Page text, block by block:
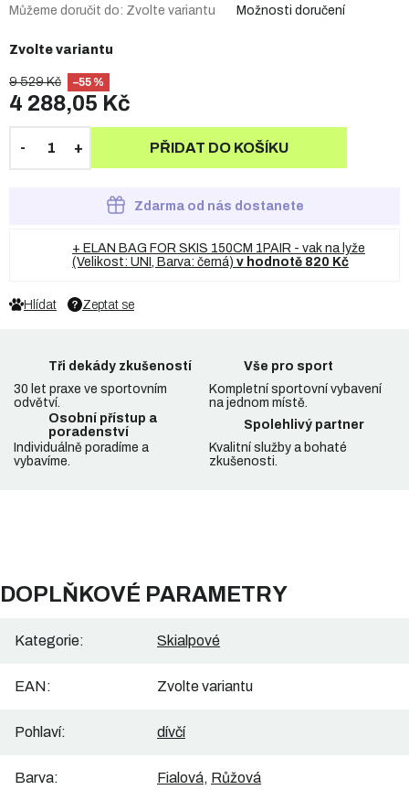
9 529 Kč –55 %
4 288,05 Kč
Zvolte variantu
Můžeme doručit do: Zvolte variantu Možnosti doručení
PŘIDAT DO KOŠÍKU
Zdarma od nás dostanete
+ ELAN BAG FOR SKIS 150CM 1PAIR - vak na lyže
(Velikost: UNI, Barva: černá) v hodnotě 820 Kč
Zeptat se
Hlídat
Tři dekády zkušeností
30 let praxe ve sportovním
odvětví.
Vše pro sport
Kompletní sportovní vybavení
na jednom místě.
Osobní přístup a
poradenství
Individuálně poradíme a
vybavíme.
Spolehlivý partner
Kvalitní služby a bohaté
zkušenosti.
DOPLŇKOVÉ PARAMETRY
Kategorie: Skialpové
EAN: Zvolte variantu
Pohlaví: dívčí
Barva: Fialová, Růžová